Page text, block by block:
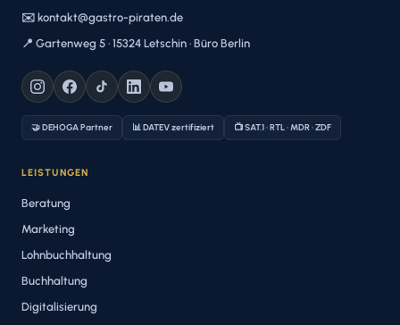
✉️ kontakt@gastro-piraten.de
📍 Gartenweg 5 · 15324 Letschin · Büro Berlin
🤝 DEHOGA Partner 📊 DATEV zertifiziert 📺 SAT.1 · RTL · MDR · ZDF
LEISTUNGEN
Beratung
Marketing
Lohnbuchhaltung
Buchhaltung
Digitalisierung